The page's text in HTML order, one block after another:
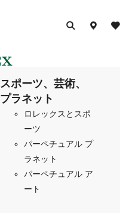
スポーツ、芸術、
プラネット
ロレックスとスポ
ーツ
パーペチュアル プ
ラネット
パーペチュアル ア
ート